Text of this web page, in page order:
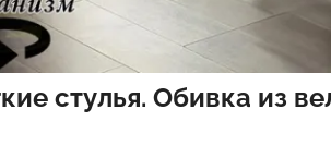
стулья. Обивка из